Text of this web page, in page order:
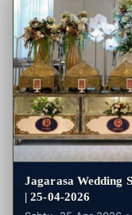
untuk
Jagarasa Wedding
| 25-04-2026